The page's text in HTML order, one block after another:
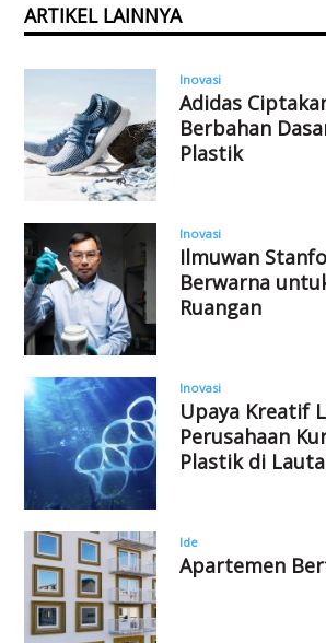
ARTIKEL LAINNYA
Inovasi
Adidas
Berbahan
Plastik
Inovasi
Ilmuwan
Berwarna
Ruangan
Inovasi
Upaya Kreatif
Perusahaan
Plastik di
Ide
Apartemen